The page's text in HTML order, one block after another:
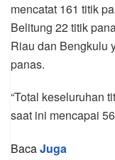
mencatat 161 titik
Belitung 22 titik
Riau dan Bengkulu
panas.
“Total keseluruhan
saat ini mencapai
BacaJuga